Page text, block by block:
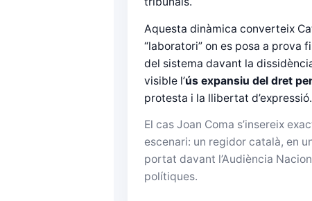
Aquesta dinàmica converteix
“laboratori” on es posa a prova
del sistema davant la
visible l’ús expansiu del dret
protesta i la llibertat d’expressió.
El cas Joan Coma s’insereix
escenari: un regidor català, en
portat davant l’Audiència
polítiques.